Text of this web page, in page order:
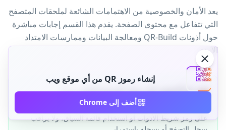
يعد الأمان والخصوصية من الاهتمامات الشائعة لملحقات المتصفح
التي تتفاعل مع محتوى الصفحة. يقدم هذا القسم إجابات مباشرة
حول أذونات QR-Build ومعالجة البيانات وممارسات الامتداد
الآمنة.
هل يقرأ الملحق كل سجل التصفح الخاص بي؟
لا. يقرأ QR-Build عنوان علامة التبويب النشطة فقط عند النقر
على رمز شريط الأدوات أو استخدام قائمة السياق، ولا يراقب
إنشاء رموز QR من أي موقع ويب
أضف إلى Chrome